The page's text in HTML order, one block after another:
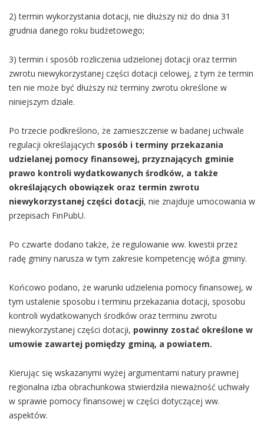
2) termin wykorzystania dotacji, nie dłuższy niż do dnia 31
grudnia danego roku budżetowego;
3) termin i sposób rozliczenia udzielonej dotacji oraz termin
zwrotu niewykorzystanej części dotacji celowej, z tym że termin
ten nie może być dłuższy niż terminy zwrotu określone w
niniejszym dziale.
Po trzecie podkreślono, że zamieszczenie w badanej uchwale
regulacji określających sposób i terminy przekazania
udzielanej pomocy finansowej, przyznających gminie
prawo kontroli wydatkowanych środków, a także
określających obowiązek oraz termin zwrotu
niewykorzystanej części dotacji, nie znajduje umocowania w
przepisach FinPubU.
Po czwarte dodano także, że regulowanie ww. kwestii przez
radę gminy narusza w tym zakresie kompetencję wójta gminy.
Końcowo podano, że warunki udzielenia pomocy finansowej, w
tym ustalenie sposobu i terminu przekazania dotacji, sposobu
kontroli wydatkowanych środków oraz terminu zwrotu
niewykorzystanej części dotacji, powinny zostać określone w
umowie zawartej pomiędzy gminą, a powiatem.
Kierując się wskazanymi wyżej argumentami natury prawnej
regionalna izba obrachunkowa stwierdziła nieważność uchwały
w sprawie pomocy finansowej w części dotyczącej ww.
aspektów.